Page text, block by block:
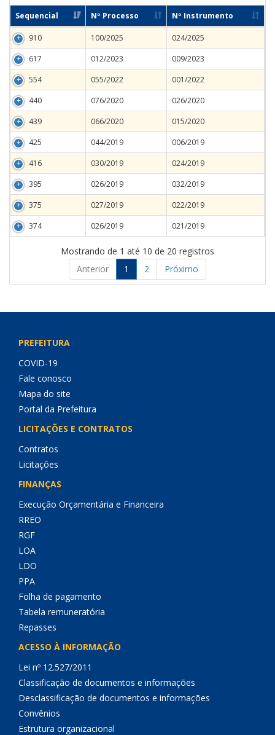
Sequencial Nº Processo Nº Instrumento
910 100/2025
024/2025
617
012/2023
009/2023
554
055/2022
001/2022
440
076/2020
026/2020
439
066/2020
015/2020
425
044/2019
006/2019
416
030/2019
024/2019
395
026/2019
032/2019
375
027/2019
022/2019
374
026/2019 021/2019
Mostrando de 1 até 10 de 20 registros
Anterior
1 2 Próximo
PREFEITURA
COVID-19
Fale conosco
Mapa do site
Portal da Prefeitura
LICITAÇÕES E CONTRATOS
Contratos
Licitações
FINANÇAS
Execução Orçamentária e Financeira
RREO
RGF
LOA
LDO
PPA
Folha de pagamento
Tabela remuneratória
Repasses
ACESSO À INFORMAÇÃO
Lei nº 12.527/2011
Classificação de documentos e informações
Desclassificação de documentos e informações
Convênios
Estrutura organizacional